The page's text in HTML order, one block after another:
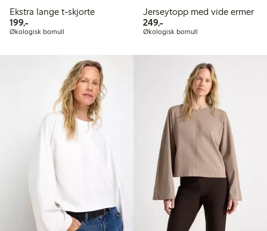
Ekstra lange t-skjorte
199,-199,00 kr
Økologisk bomull
Jerseytopp med vide ermer
249,-249,00 kr
Økologisk bomull